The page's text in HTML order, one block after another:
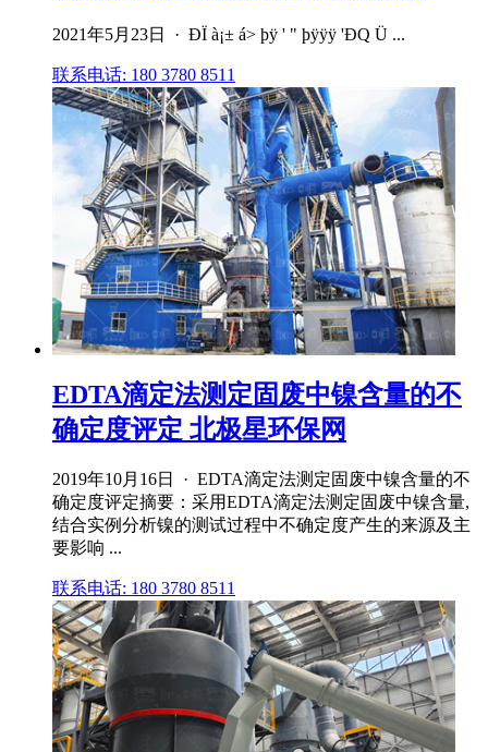
2021年5月23日 · ÐÏ à¡± á> þÿ ' " þÿÿÿ 'ÐQ Ü ...
联系电话: 180 3780 8511
EDTA滴定法测定固废中镍含量的不
确定度评定 北极星环保网
2019年10月16日 · EDTA滴定法测定固废中镍含量的不
确定度评定摘要：采用EDTA滴定法测定固废中镍含量,
结合实例分析镍的测试过程中不确定度产生的来源及主
要影响 ...
联系电话: 180 3780 8511